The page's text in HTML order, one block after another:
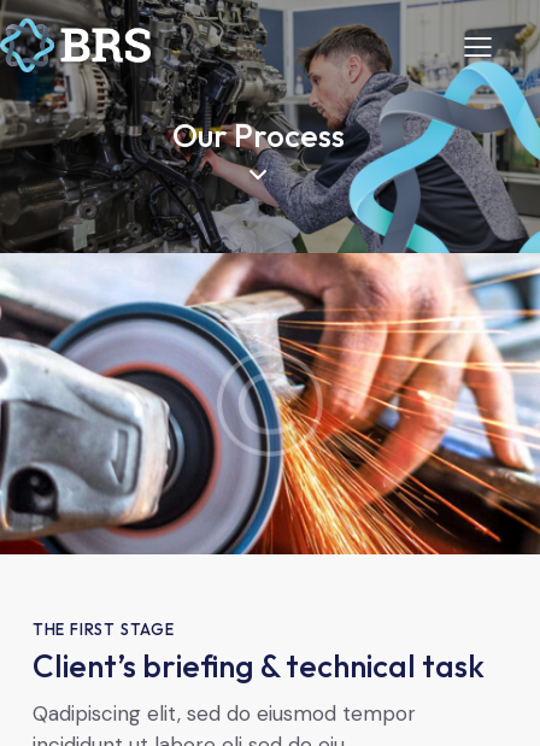
Our Process
THE FIRST STAGE
Client’s briefing & technical task
Qadipiscing elit, sed do eiusmod tempor